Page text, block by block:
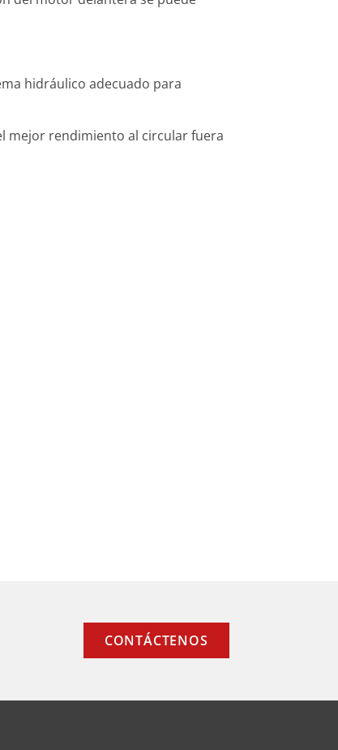
hidráulico adecuado para
mejor rendimiento al circular fuera
CONTÁCTENOS